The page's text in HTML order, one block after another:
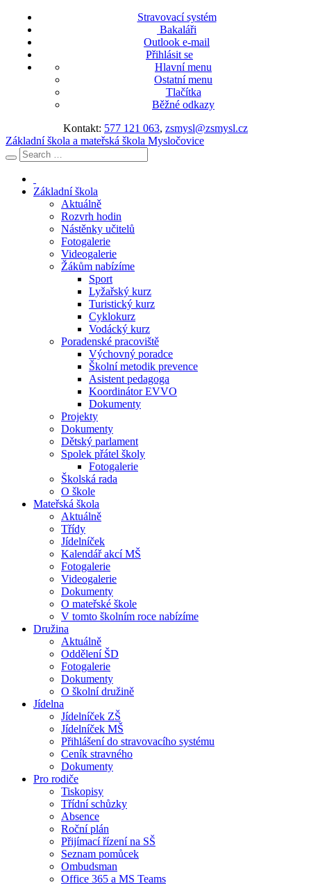
Stravovací systém
Bakaláři
Outlook e-mail
Přihlásit se
Hlavní menu
Ostatní menu
Tlačítka
Běžné odkazy
Kontakt: 577 121 063, zsmysl@zsmysl.cz
Základní škola a mateřská škola Mysločovice
Základní škola
Aktuálně
Rozvrh hodin
Nástěnky učitelů
Fotogalerie
Videogalerie
Žákům nabízíme
Sport
Lyžařský kurz
Turistický kurz
Cyklokurz
Vodácký kurz
Poradenské pracoviště
Výchovný poradce
Školní metodik prevence
Asistent pedagoga
Koordinátor EVVO
Dokumenty
Projekty
Dokumenty
Dětský parlament
Spolek přátel školy
Fotogalerie
Školská rada
O škole
Mateřská škola
Aktuálně
Třídy
Jídelníček
Kalendář akcí MŠ
Fotogalerie
Videogalerie
Dokumenty
O mateřské škole
V tomto školním roce nabízíme
Družina
Aktuálně
Oddělení ŠD
Fotogalerie
Dokumenty
O školní družině
Jídelna
Jídelníček ZŠ
Jídelníček MŠ
Přihlášení do stravovacího systému
Ceník stravného
Dokumenty
Pro rodiče
Tiskopisy
Třídní schůzky
Absence
Roční plán
Přijímací řízení na SŠ
Seznam pomůcek
Ombudsman
Office 365 a MS Teams